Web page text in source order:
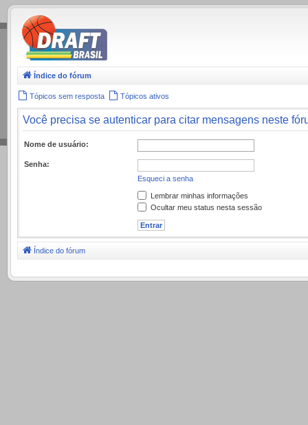
.
Índice do fórum
Tópicos sem resposta Tópicos ativos
Você precisa se autenticar para citar mensagens neste
Nome de usuário:
Senha:
Esqueci a senha
Lembrar minhas informações
Ocultar meu status nesta sessão
Índice do fórum
.